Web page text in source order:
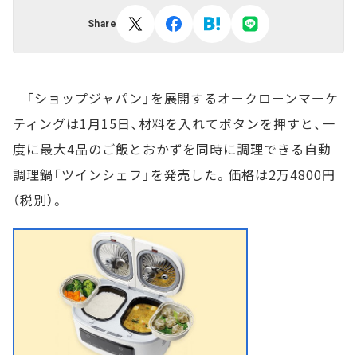
Share
「ショップジャパン」を展開するオークローンマーケ
ティングは1月15日、材料を入れてボタンを押すと、一
度に最大4品のご飯とおかずを同時に調理できる自動
調理鍋「ツインシェフ」を発売した。価格は2万4800円
（税別）。